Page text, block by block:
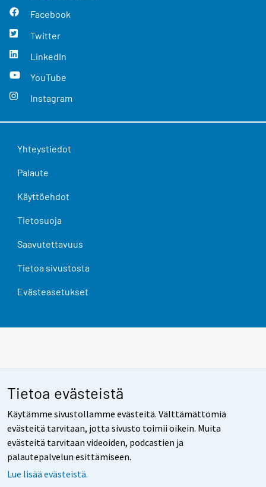
Tietoa evästeistä
Käytämme sivustollamme evästeitä. Välttämättömiä
evästeitä tarvitaan, jotta sivusto toimii oikein. Muita
evästeitä tarvitaan videoiden, podcastien ja
palautepalvelun esittämiseen.
Lue lisää evästeistä.
Facebook
Twitter
LinkedIn
YouTube
Instagram
Yhteystiedot
Palaute
Käyttöehdot
Tietosuoja
Saavutettavuus
Tietoa sivustosta
Evästeasetukset